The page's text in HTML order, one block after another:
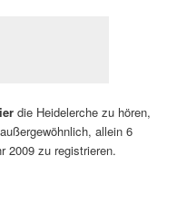
die Heidelerche zu hören,
allein 6
2009 zu registrieren.